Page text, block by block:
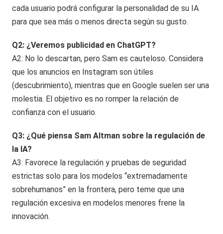
cada usuario podrá configurar la personalidad de su IA
para que sea más o menos directa según su gusto.
Q2: ¿Veremos publicidad en ChatGPT?
A2: No lo descartan, pero Sam es cauteloso. Considera
que los anuncios en Instagram son útiles
(descubrimiento), mientras que en Google suelen ser una
molestia. El objetivo es no romper la relación de
confianza con el usuario.
Q3: ¿Qué piensa Sam Altman sobre la regulación de
la IA?
A3: Favorece la regulación y pruebas de seguridad
estrictas solo para los modelos “extremadamente
sobrehumanos” en la frontera, pero teme que una
regulación excesiva en modelos menores frene la
innovación.